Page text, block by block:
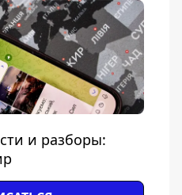
и разборы: